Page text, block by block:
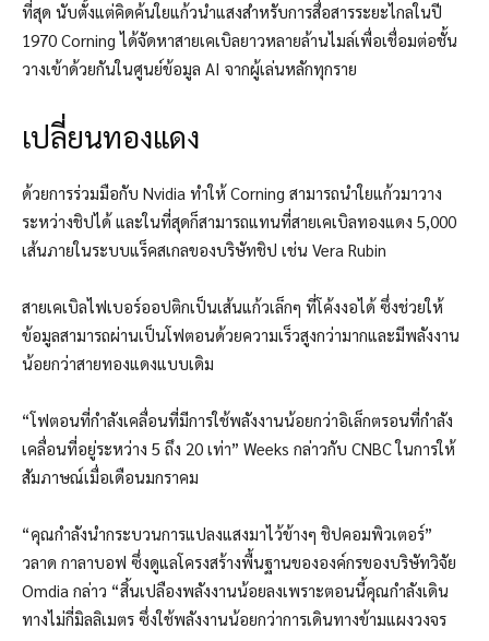
ที่สุด นับตั้งแต่คิดค้นใยแก้วนำแสงสำหรับการสื่อสารระยะไกลในปี
1970 Corning ได้จัดหาสายเคเบิลยาวหลายล้านไมล์เพื่อเชื่อมต่อชั้น
วางเข้าด้วยกันในศูนย์ข้อมูล AI จากผู้เล่นหลักทุกราย
เปลี่ยนทองแดง
ด้วยการร่วมมือกับ Nvidia ทำให้ Corning สามารถนำใยแก้วมาวาง
ระหว่างชิปได้ และในที่สุดก็สามารถแทนที่สายเคเบิลทองแดง 5,000
เส้นภายในระบบแร็คสเกลของบริษัทชิป เช่น Vera Rubin
สายเคเบิลไฟเบอร์ออปติกเป็นเส้นแก้วเล็กๆ ที่โค้งงอได้ ซึ่งช่วยให้
ข้อมูลสามารถผ่านเป็นโฟตอนด้วยความเร็วสูงกว่ามากและมีพลังงาน
น้อยกว่าสายทองแดงแบบเดิม
“โฟตอนที่กำลังเคลื่อนที่มีการใช้พลังงานน้อยกว่าอิเล็กตรอนที่กำลัง
เคลื่อนที่อยู่ระหว่าง 5 ถึง 20 เท่า” Weeks กล่าวกับ CNBC ในการให้
สัมภาษณ์เมื่อเดือนมกราคม
“คุณกำลังนำกระบวนการแปลงแสงมาไว้ข้างๆ ชิปคอมพิวเตอร์”
วลาด กาลาบอฟ ซึ่งดูแลโครงสร้างพื้นฐานขององค์กรของบริษัทวิจัย
Omdia กล่าว “สิ้นเปลืองพลังงานน้อยลงเพราะตอนนี้คุณกำลังเดิน
ทางไม่กี่มิลลิเมตร ซึ่งใช้พลังงานน้อยกว่าการเดินทางข้ามแผงวงจร